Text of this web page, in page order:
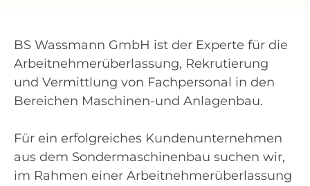
BS Wassmann GmbH ist der Experte für die
Arbeitnehmerüberlassung, Rekrutierung
und Vermittlung von Fachpersonal in den
Bereichen Maschinen-und Anlagenbau.
Für ein erfolgreiches Kundenunternehmen
aus dem Sondermaschinenbau suchen wir,
im Rahmen einer Arbeitnehmerüberlassung